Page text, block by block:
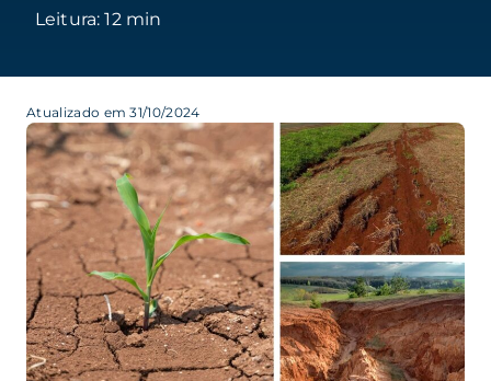
Atualizado em 31/10/2024